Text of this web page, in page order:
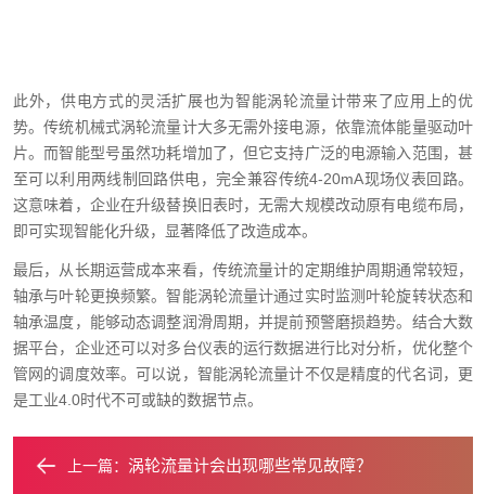
此外，供电方式的灵活扩展也为智能涡轮流量计带来了应用上的优
势。传统机械式涡轮流量计大多无需外接电源，依靠流体能量驱动叶
片。而智能型号虽然功耗增加了，但它支持广泛的电源输入范围，甚
至可以利用两线制回路供电，完全兼容传统4-20mA现场仪表回路。
这意味着，企业在升级替换旧表时，无需大规模改动原有电缆布局，
即可实现智能化升级，显著降低了改造成本。
最后，从长期运营成本来看，传统流量计的定期维护周期通常较短，
轴承与叶轮更换频繁。智能涡轮流量计通过实时监测叶轮旋转状态和
轴承温度，能够动态调整润滑周期，并提前预警磨损趋势。结合大数
据平台，企业还可以对多台仪表的运行数据进行比对分析，优化整个
管网的调度效率。可以说，智能涡轮流量计不仅是精度的代名词，更
是工业4.0时代不可或缺的数据节点。
上一篇： 涡轮流量计会出现哪些常见故障？